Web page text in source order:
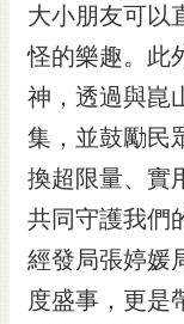
隱
私
權
及
安
全
政
策
網
資
大小朋友可以
怪的樂趣。此
神，透過與崑
集，並鼓勵民
換超限量、實
共同守護我們
經發局張婷媛
度盛事，更是